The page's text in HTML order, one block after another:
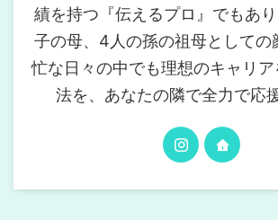
績を持つ『伝えるプロ』でもあ
子の母、4人の孫の祖母としての
忙な日々の中でも理想のキャリ
法を、あなたの隣で全力で応